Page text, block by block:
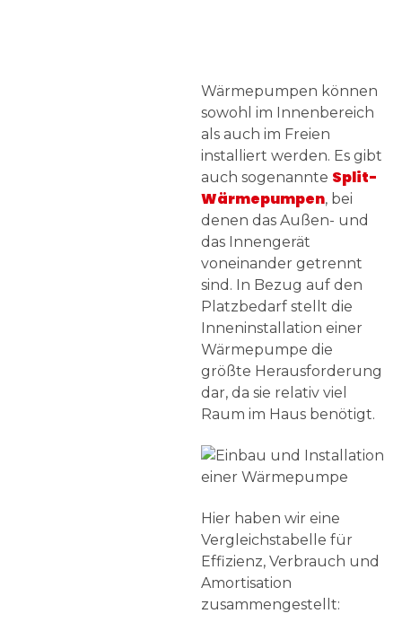
Wärmepumpen können
sowohl im Innenbereich
als auch im Freien
installiert werden. Es gibt
auch sogenannte Split-
Wärmepumpen, bei
denen das Außen- und
das Innengerät
voneinander getrennt
sind. In Bezug auf den
Platzbedarf stellt die
Inneninstallation einer
Wärmepumpe die
größte Herausforderung
dar, da sie relativ viel
Raum im Haus benötigt.
Hier haben wir eine
Vergleichstabelle für
Effizienz, Verbrauch und
Amortisation
zusammengestellt: